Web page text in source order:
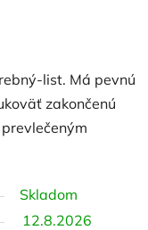
list. Má pevnú
zakončenú
Skladom
12.8.2026